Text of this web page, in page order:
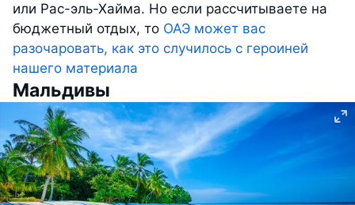
или Рас-эль-Хайма. Но если рассчитываете на
бюджетный отдых, то ОАЭ может вас
разочаровать, как это случилось с героиней
нашего материала
Мальдивы